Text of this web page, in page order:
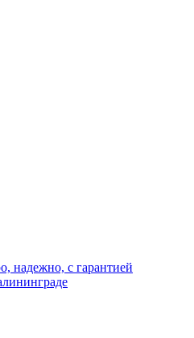
надежно, с гарантией